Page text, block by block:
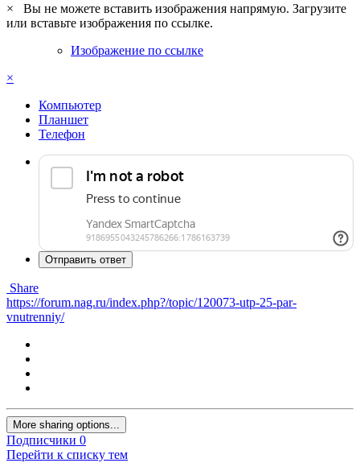
×
Вы не можете вставить изображения напрямую. Загрузите
или вставьте изображения по ссылке.
Изображение по ссылке
×
Компьютер
Планшет
Телефон
Отправить ответ
Share
https://forum.nag.ru/index.php?/topic/120073-utp-25-par-
vnutrenniy/
More sharing options...
Подписчики 0
Перейти к списку тем